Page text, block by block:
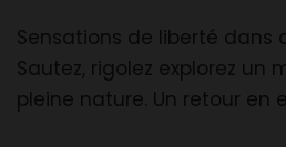
Sensations de liberté dans
Sautez, rigolez explorez un
pleine nature. Un retour en